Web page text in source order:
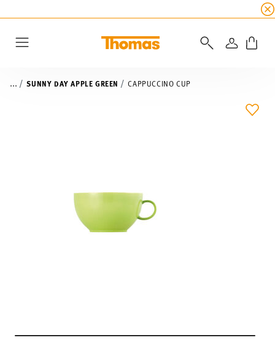
☀️ Up to 45% discount on all
LOGIN
... SUNNY DAY APPLE GREEN CAPPUCCINO CUP
ADD